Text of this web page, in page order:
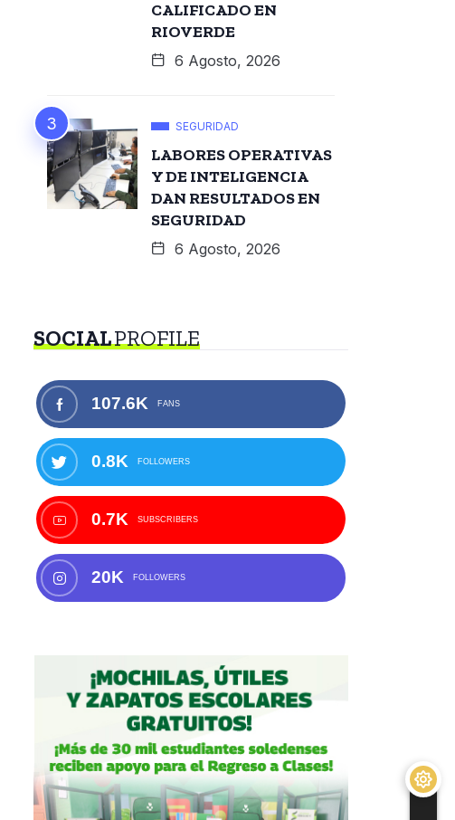
CALIFICADO EN
RIOVERDE
6 Agosto, 2026
SEGURIDAD
LABORES OPERATIVAS
Y DE INTELIGENCIA
DAN RESULTADOS EN
SEGURIDAD
6 Agosto, 2026
SOCIALPROFILE
107.6K FANS
0.8K FOLLOWERS
0.7K SUBSCRIBERS
20K FOLLOWERS